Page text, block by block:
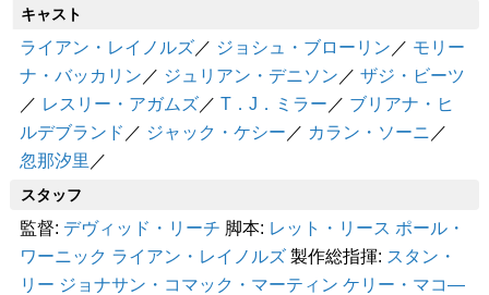
キャスト
ライアン・レイノルズ／ ジョシュ・ブローリン ／ モリー
ナ・バッカリン ／ ジュリアン・デニソン ／ザジ・ビーツ
／ レスリー・アガムズ／T．J．ミラー ／ ブリアナ・ヒ
ルデブランド ／ ジャック・ケシー ／ カラン・ソーニ ／
忽那汐里 ／
スタッフ
監督: デヴィッド・リーチ 脚本: レット・リース ポール・
ワーニック ライアン・レイノルズ 製作総指揮: スタン・
リー ジョナサン・コマック・マーティン ケリー・マコ―